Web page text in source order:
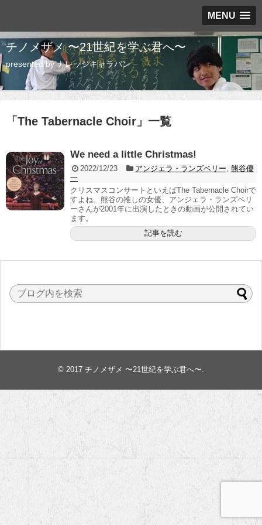
MENU
チノメザメ 〜21世紀を学ぶ君へ〜
presented by ナレッジキャラバン
「 The Tabernacle Choir 」 一覧
We need a little Christmas!
2022/12/23 アンジェラ・ランズベリー 熊谷優
一
クリスマスコンサートといえばThe Tabernacle Choirで
すよね。熊谷の推しの女優、アンジェラ・ランズベリ
ーさんが2001年に出演したときの動画が公開されてい
ます。
記事を読む
© 2017 チノメザメ 〜21世紀を学ぶ君へ〜